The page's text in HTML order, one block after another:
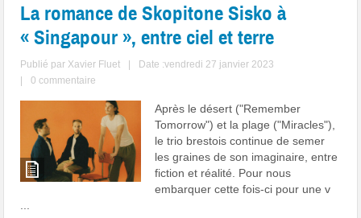
La romance de Skopitone Sisko à
« Singapour », entre ciel et terre
Publié par Xavier Fluet
Date :vendredi 27 janvier 2023
0 commentaire
Après le désert ("Remember
Tomorrow") et la plage ("Miracles"),
le trio brestois continue de semer
les graines de son imaginaire, entre
fiction et réalité. Pour nous
embarquer cette fois-ci pour une v